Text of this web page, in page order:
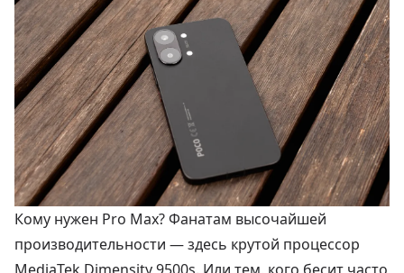
Кому нужен Pro Max? Фанатам высочайшей
производительности — здесь крутой процессор